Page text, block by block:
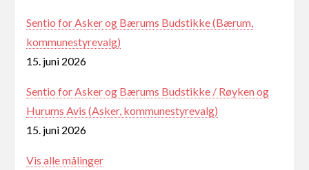
Sentio for Asker og Bærums Budstikke (Bærum,
kommunestyrevalg)
15. juni 2026
Sentio for Asker og Bærums Budstikke / Røyken og
Hurums Avis (Asker, kommunestyrevalg)
15. juni 2026
Vis alle målinger